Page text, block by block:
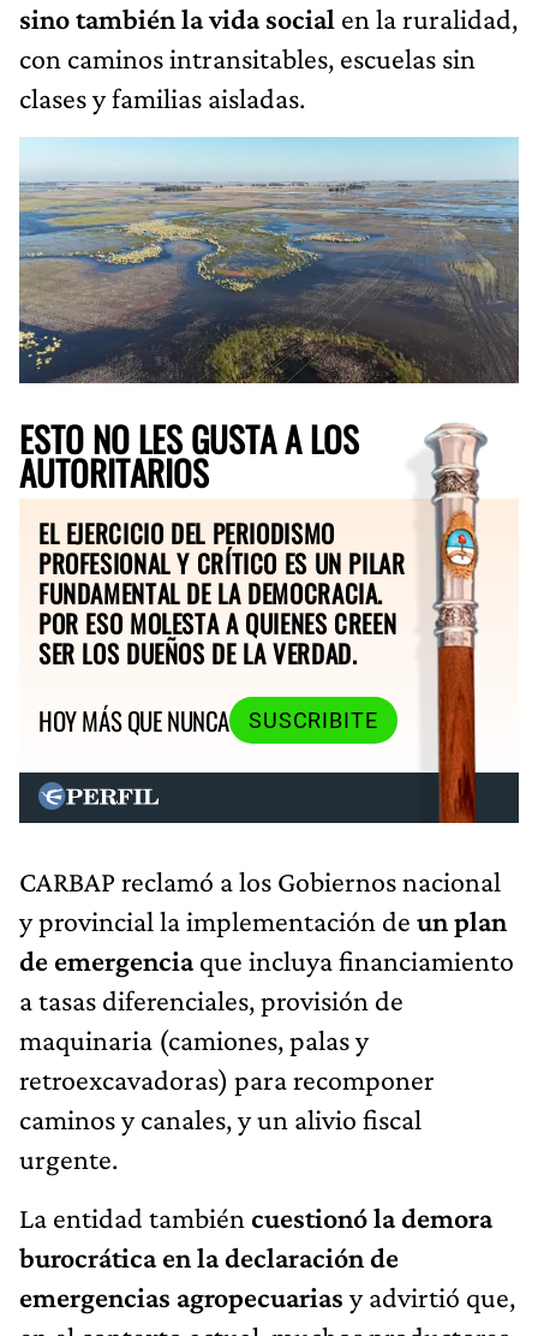
sino también la vida social en la ruralidad,
con caminos intransitables, escuelas sin
clases y familias aisladas.
ESTO NO LES GUSTA A LOS
AUTORITARIOS
EL EJERCICIO DEL PERIODISMO
PROFESIONAL Y CRÍTICO ES UN PILAR
FUNDAMENTAL DE LA DEMOCRACIA.
POR ESO MOLESTA A QUIENES CREEN
SER LOS DUEÑOS DE LA VERDAD.
HOY MÁS QUE NUNCA
SUSCRIBITE
CARBAP reclamó a los Gobiernos nacional
y provincial la implementación de un plan
de emergenciaque incluya financiamiento
a tasas diferenciales, provisión de
maquinaria (camiones, palas y
retroexcavadoras) para recomponer
caminos y canales, y un alivio fiscal
urgente.
La entidad también cuestionó la demora
burocrática en la declaración de
emergencias agropecuarias y advirtió que,